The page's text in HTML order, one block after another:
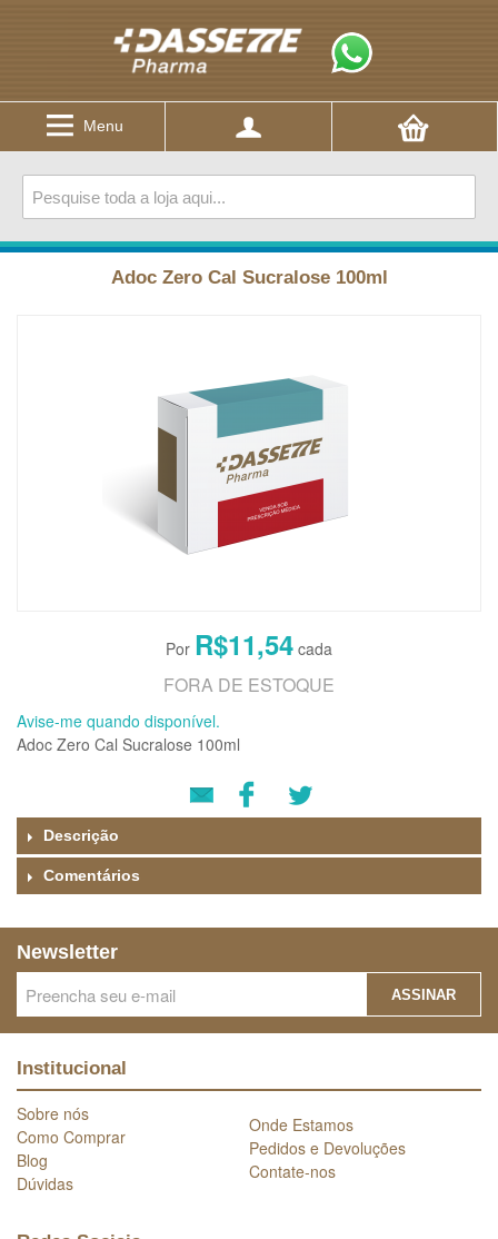
Menu
Adoc Zero Cal Sucralose 100ml
R$11,54
FORA DE ESTOQUE
Avise-me quando disponível.
Adoc Zero Cal Sucralose 100ml
Descrição
Comentários
Newsletter
ASSINAR
Institucional
Sobre nós
Como Comprar
Blog
Dúvidas
Onde Estamos
Pedidos e Devoluções
Contate-nos